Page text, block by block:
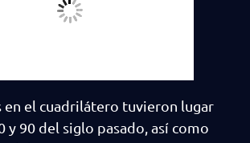
en el cuadrilátero tuvieron lugar
y 90 del siglo pasado, así como